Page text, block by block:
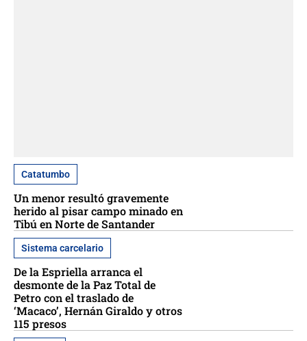
Catatumbo
Un menor resultó gravemente
herido al pisar campo minado en
Tibú en Norte de Santander
Sistema carcelario
De la Espriella arranca el
desmonte de la Paz Total de
Petro con el traslado de
‘Macaco’, Hernán Giraldo y otros
115 presos